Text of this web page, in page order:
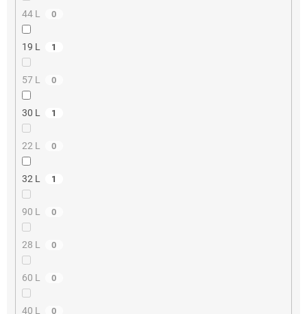
44 L 0
19 L 1
57 L 0
30 L 1
22 L 0
32 L 1
90 L 0
28 L 0
60 L 0
40 L 0